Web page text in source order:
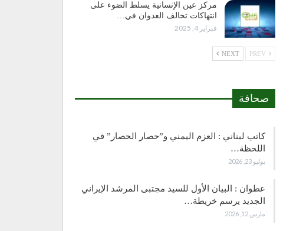
مركز عين الإنسانية يسلط الضوء على
انتهاكات تحالف العدوان في…
فبراير 4, 2025
NEXT
صحافة
كاتب لبناني : العزم اليمني و”حصار الحصار” في
اللحظة…
يوليو 23, 2026
عطوان : البيان الأول للسيد مجتبى المرشد الإيراني
الجديد يرسم خريطة…
مارس 12, 2026